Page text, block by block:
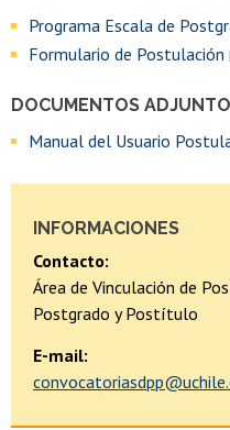
Programa Escala de
Formulario de Postulación
DOCUMENTOS
Manual del Usuario
INFORMACIONES
Contacto:
Área de Vinculación de
Postgrado y Postítulo
E-mail: